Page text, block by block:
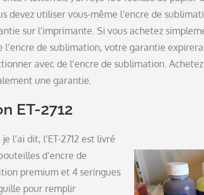
devez utiliser vous-même l’encre de
sur l’imprimante. Si vous achetez
de sublimation, votre garantie
avec de l’encre de sublimation.
une garantie.
ET-2712
l’ai dit, l’ET-2712 est livré
d’encre de
premium et 4 seringues
pour remplir